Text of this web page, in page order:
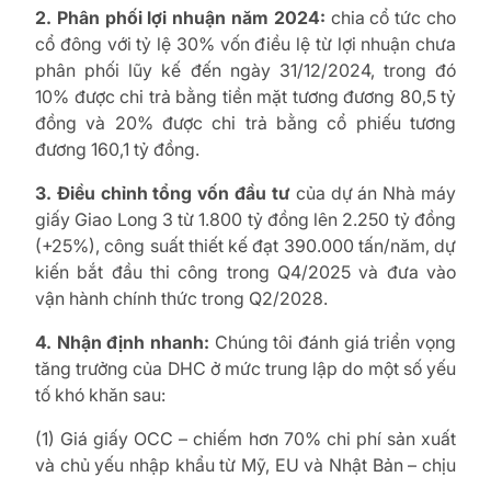
2. Phân phối lợi nhuận năm 2024: chia cổ tức cho
cổ đông với tỷ lệ 30% vốn điều lệ từ lợi nhuận chưa
phân phối lũy kế đến ngày 31/12/2024, trong đó
10% được chi trả bằng tiền mặt tương đương 80,5 tỷ
đồng và 20% được chi trả bằng cổ phiếu tương
đương 160,1 tỷ đồng.
3. Điều chỉnh tổng vốn đầu tư của dự án Nhà máy
giấy Giao Long 3 từ 1.800 tỷ đồng lên 2.250 tỷ đồng
(+25%), công suất thiết kế đạt 390.000 tấn/năm, dự
kiến bắt đầu thi công trong Q4/2025 và đưa vào
vận hành chính thức trong Q2/2028.
4. Nhận định nhanh: Chúng tôi đánh giá triển vọng
tăng trưởng của DHC ở mức trung lập do một số yếu
tố khó khăn sau:
(1) Giá giấy OCC – chiếm hơn 70% chi phí sản xuất
và chủ yếu nhập khẩu từ Mỹ, EU và Nhật Bản – chịu